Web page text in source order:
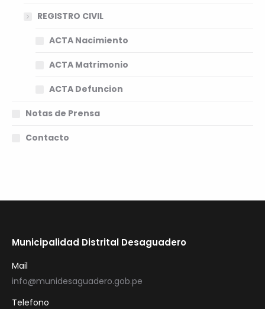
REGISTRO CIVIL
ACTA Nacimiento
ACTA Matrimonio
ACTA Defuncion
Notas de Prensa
Contacto
Municipalidad Distrital Desaguadero
Mail
info@munidesaguadero.gob.pe
Telefono